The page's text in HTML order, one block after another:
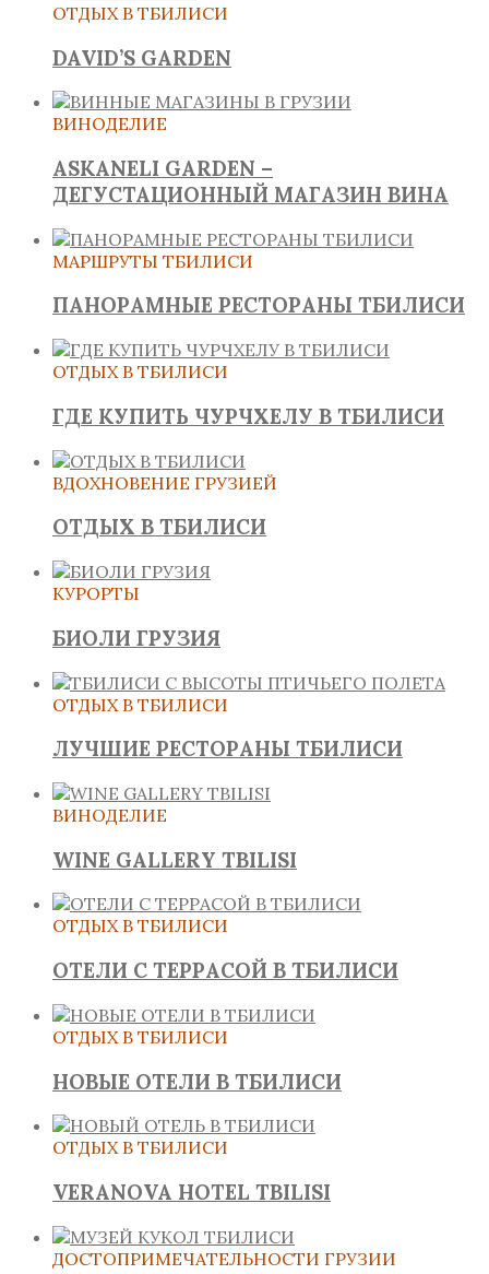
ОТДЫХ В ТБИЛИСИ
DAVID’S GARDEN
ВИНОДЕЛИЕ
ASKANELI GARDEN –
ДЕГУСТАЦИОННЫЙ МАГАЗИН ВИНА
МАРШРУТЫ ТБИЛИСИ
ПАНОРАМНЫЕ РЕСТОРАНЫ ТБИЛИСИ
ОТДЫХ В ТБИЛИСИ
ГДЕ КУПИТЬ ЧУРЧХЕЛУ В ТБИЛИСИ
ВДОХНОВЕНИЕ ГРУЗИЕЙ
ОТДЫХ В ТБИЛИСИ
КУРОРТЫ
БИОЛИ ГРУЗИЯ
ОТДЫХ В ТБИЛИСИ
ЛУЧШИЕ РЕСТОРАНЫ ТБИЛИСИ
ВИНОДЕЛИЕ
WINE GALLERY TBILISI
ОТДЫХ В ТБИЛИСИ
ОТЕЛИ С ТЕРРАСОЙ В ТБИЛИСИ
ОТДЫХ В ТБИЛИСИ
НОВЫЕ ОТЕЛИ В ТБИЛИСИ
ОТДЫХ В ТБИЛИСИ
VERANOVA HOTEL TBILISI
ДОСТОПРИМЕЧАТЕЛЬНОСТИ ГРУЗИИ